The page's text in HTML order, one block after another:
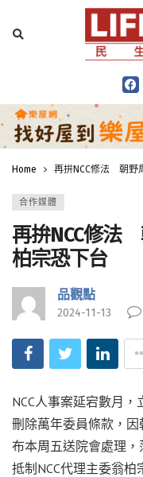
Home 再拚NCC修法 朝野
合作媒體
再拚NCC修法
柏宗恐下台
品觀點
2024-11-13
NCC人事案延宕數月，
刪除萬年委員條款，
布本周五送院會處理，
抵制NCC代理主委翁